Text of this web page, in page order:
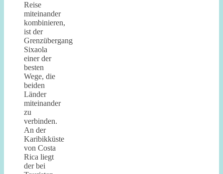
Reise
miteinander
kombinieren,
ist der
Grenzübergang
Sixaola
einer der
besten
Wege, die
beiden
Länder
miteinander
zu
verbinden.
An der
Karibikküste
von Costa
Rica liegt
der bei